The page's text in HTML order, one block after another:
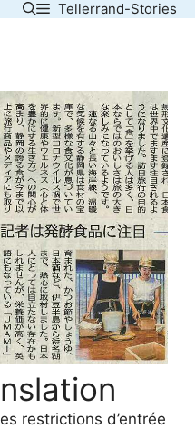
Tellerrand-Stories
restrictions d’entrée